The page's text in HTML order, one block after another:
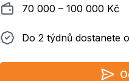
Plat 70 000 ‍–‍ 100 000 Kč
Do 2 týdnů dostanete odpověď
Do 2 týdnů dostanete